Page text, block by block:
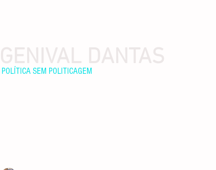
POLÍTICA SEM POLITICAGEM